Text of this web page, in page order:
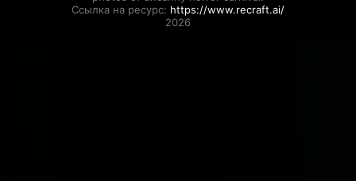
Ссылка на ресурс: https://www.recraft.ai/
2026